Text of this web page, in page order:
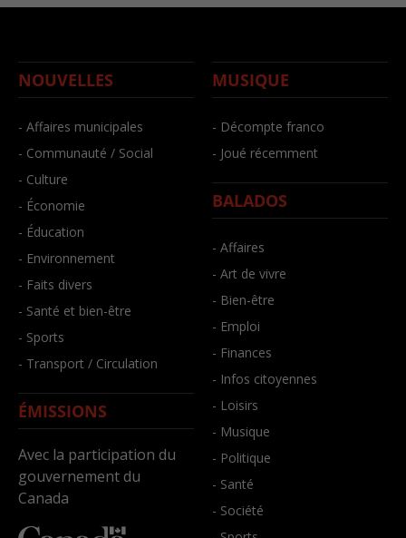
NOUVELLES
- Affaires municipales
- Communauté / Social
- Culture
- Économie
- Éducation
- Environnement
- Faits divers
- Santé et bien-être
- Sports
- Transport / Circulation
ÉMISSIONS
Avec la participation du
gouvernement du
Canada
MUSIQUE
- Décompte franco
- Joué récemment
BALADOS
- Affaires
- Art de vivre
- Bien-être
- Emploi
- Finances
- Infos citoyennes
- Loisirs
- Musique
- Politique
- Santé
- Société